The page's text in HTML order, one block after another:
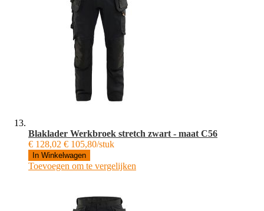
Blaklader Werkbroek stretch zwart - maat C56
€ 128,02 € 105,80/stuk
In Winkelwagen
Toevoegen om te vergelijken